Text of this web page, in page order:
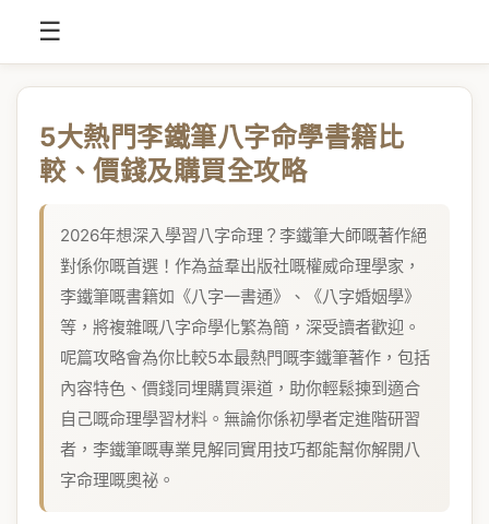
☰
5大熱門李鐵筆八字命學書籍比
較、價錢及購買全攻略
2026年想深入學習八字命理？李鐵筆大師嘅著作絕
對係你嘅首選！作為益羣出版社嘅權威命理學家，
李鐵筆嘅書籍如《八字一書通》、《八字婚姻學》
等，將複雜嘅八字命學化繁為簡，深受讀者歡迎。
呢篇攻略會為你比較5本最熱門嘅李鐵筆著作，包括
內容特色、價錢同埋購買渠道，助你輕鬆揀到適合
自己嘅命理學習材料。無論你係初學者定進階研習
者，李鐵筆嘅專業見解同實用技巧都能幫你解開八
字命理嘅奧祕。